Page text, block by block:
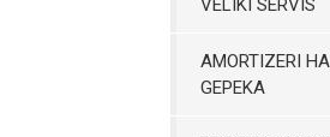
AMORTIZERI
GEPEKA